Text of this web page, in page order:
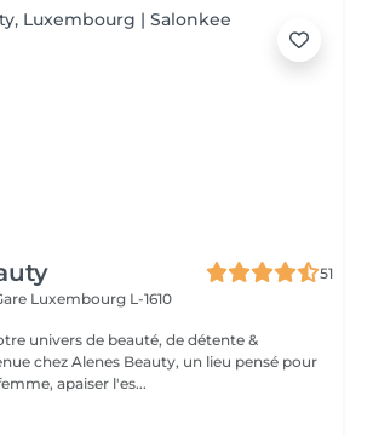
51
Luxembourg L-1610
univers de beauté, de détente &
apaiser l'es...